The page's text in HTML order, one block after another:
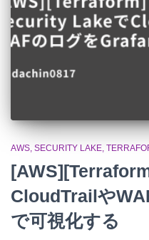
AWS SECURITY LAKE
CloudTrailや
で可視化する